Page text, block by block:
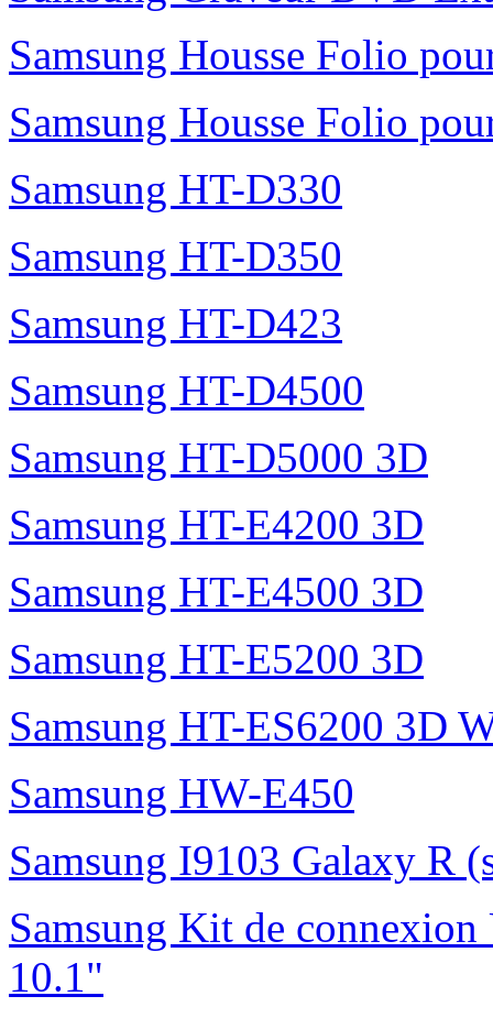
Samsung Housse Folio
Samsung Housse Folio
Samsung HT-D330
Samsung HT-D350
Samsung HT-D423
Samsung HT-D4500
Samsung HT-D5000 3D
Samsung HT-E4200 3D
Samsung HT-E4500 3D
Samsung HT-E5200 3D
Samsung HT-ES6200 3D
Samsung HW-E450
Samsung I9103 Galaxy R
Samsung Kit de
10.1"